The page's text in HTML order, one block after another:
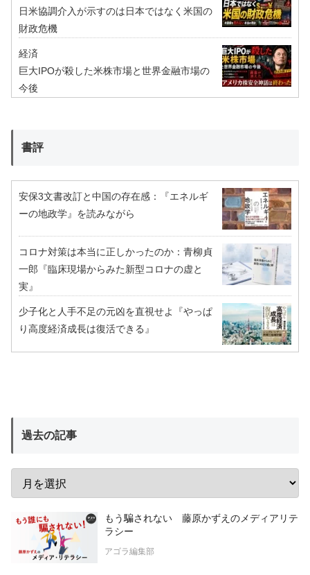
日米協調介入が示すのは日本ではなく米国の
財政危機
経済
巨大IPOが殺した米株市場と世界金融市場の
今後
書評
安保3文書改訂と中国の存在感：『エネルギ
ーの地政学』を読みながら
コロナ対策は本当に正しかったのか：青柳貞
一郎『臨床現場からみた新型コロナの虚と
実』
少子化と人手不足の元凶を直視せよ『やっぱ
り高度経済成長は復活できる』
過去の記事
もう騙されない 藤原かずえのメディアリテ
ラシー
アゴラ編集部